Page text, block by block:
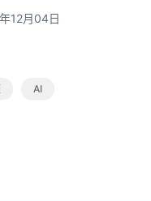
12月04日
AI